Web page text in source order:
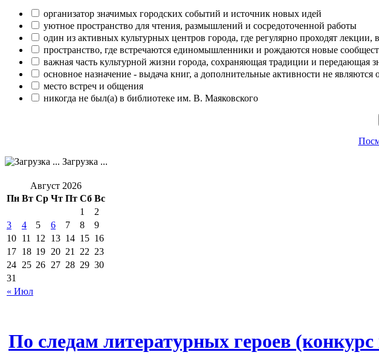
организатор значимых городских событий и источник новых идей
уютное пространство для чтения, размышлений и сосредоточенной работы
один из активных культурных центров города, где регулярно проходят лекции,
пространство, где встречаются единомышленники и рождаются новые
важная часть культурной жизни города, сохраняющая традиции и передающая
основное назначение - выдача книг, а дополнительные активности не
место встреч и общения
никогда не был(а) в библиотеке им. В. Маяковского
Загрузка ...
Август 2026
Пн Вт Ср Чт Пт Сб Вс
« Июл
1
2
3
4 5 6 7 8
9
10 11 12 13 14 15 16
17 18 19 20 21 22 23
24 25 26 27 28 29 30
31
По следам литературных героев